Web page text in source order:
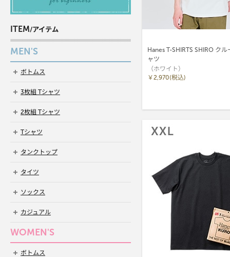
Hanes T-SHIRTS SHIRO ク
ャツ
（ホワイト）
￥2,970(税込)
ITEM/アイテム
MEN'S
ボトムス
3枚組 Tシャツ
2枚組 Tシャツ
Tシャツ
タンクトップ
タイツ
ソックス
カジュアル
WOMEN'S
ボトムス